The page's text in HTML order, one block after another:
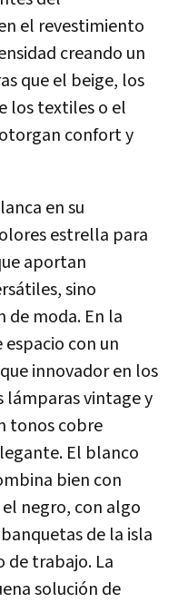
el revestimiento
creando un
que el beige, los
los textiles o el
confort y
en su
estrella para
aportan
sino
de moda. En la
con un
innovador en los
vintage y
tonos cobre
El blanco
bien con
negro, con algo
de la isla
de trabajo. La
solución de